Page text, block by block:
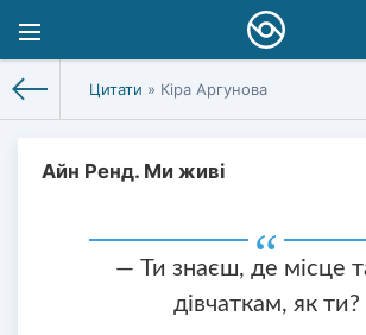
Цитати » Кіра Аргунова
Айн Ренд. Ми живі
— Ти знаєш, де місце
дівчаткам, як ти?